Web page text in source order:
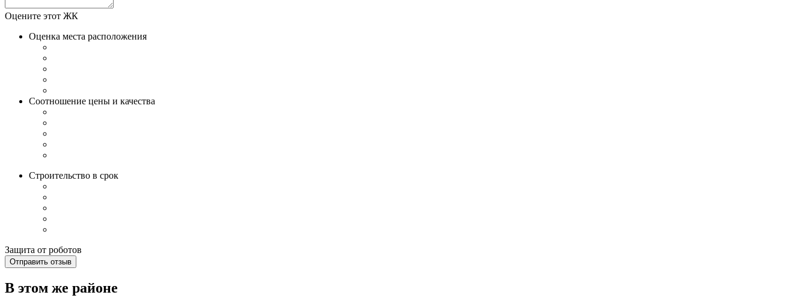
Оцените этот ЖК
Оценка места расположения
Соотношение цены и качества
Строительство в срок
Защита от роботов
Отправить отзыв
В этом же районе